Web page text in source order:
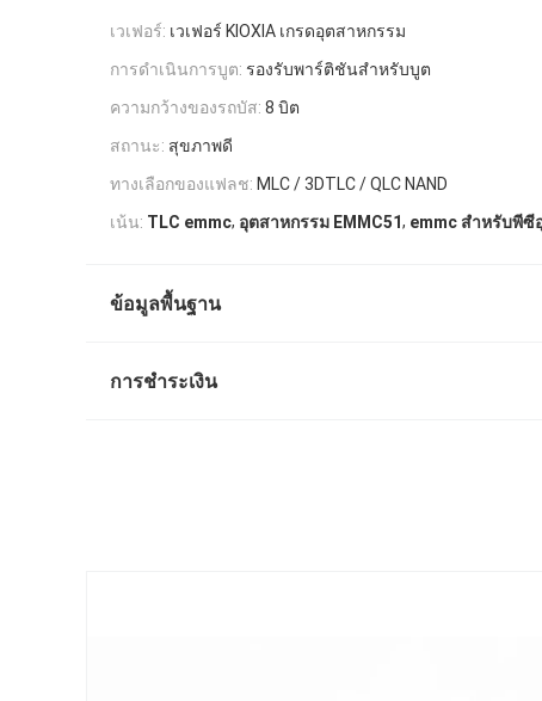
เวเฟอร์: เวเฟอร์ KIOXIA เกรดอุตสาหกรรม
การดำเนินการบูต: รองรับพาร์ติชันสำหรับบูต
ความกว้างของรถบัส: 8 บิต
สถานะ: สุขภาพดี
ทางเลือกของแฟลช: MLC / 3DTLC / QLC NAND
เน้น: TLC emmc, อุตสาหกรรม EMMC51, emmc สำหรับพีซี
ข้อมูลพื้นฐาน
การชำระเงิน